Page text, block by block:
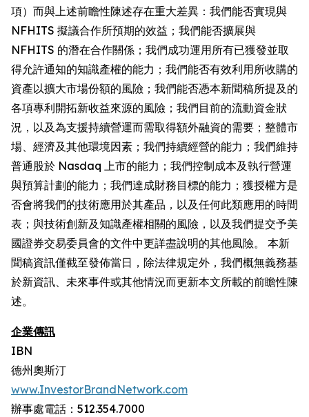
項）而與上述前瞻性陳述存在重大差異：我們能否實現與
NFHITS 擬議合作所預期的效益；我們能否擴展與
NFHITS 的潛在合作關係；我們成功運用所有已獲發並取
得允許通知的知識產權的能力；我們能否有效利用所收購的
資產以擴大市場份額的風險；我們能否憑本新聞稿所提及的
各項專利開拓新收益來源的風險；我們目前的流動資金狀
況，以及為支援持續營運而需取得額外融資的需要；整體市
場、經濟及其他環境因素；我們持續經營的能力；我們維持
普通股於 Nasdaq 上市的能力；我們控制成本及執行營運
與預算計劃的能力；我們達成財務目標的能力；獲授權方是
否會將我們的技術應用於其產品，以及任何此類應用的時間
表；與技術創新及知識產權相關的風險，以及我們提交予美
國證券交易委員會的文件中更詳盡說明的其他風險。 本新
聞稿資訊僅截至發佈當日，除法律規定外，我們概無義務基
於新資訊、未來事件或其他情況而更新本文所載的前瞻性陳
述。
企業傳訊
IBN
德州奧斯汀
www.InvestorBrandNetwork.com
辦事處電話：512.354.7000